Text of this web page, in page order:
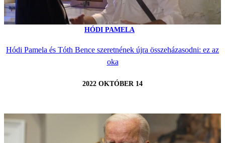
HÓDI PAMELA
Hódi Pamela és Tóth Bence szeretnének újra összeházasodni: ez az
oka
2022 OKTÓBER 14